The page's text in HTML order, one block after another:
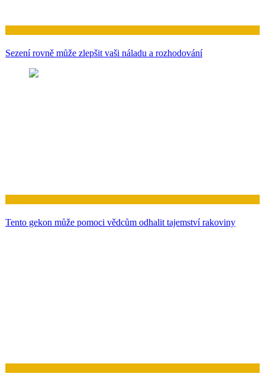
Sezení rovně může zlepšit vaši náladu a rozhodování
Tento gekon může pomoci vědcům odhalit tajemství rakoviny